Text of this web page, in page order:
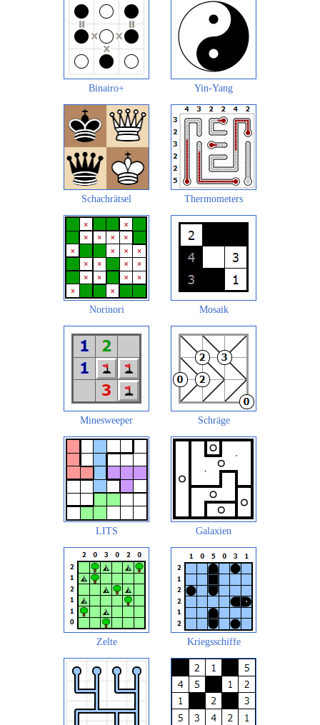
Binairo+ Yin-Yang
Schachrätsel Thermometers
Norinori Mosaik
Minesweeper Schräge
LITS Galaxien
Zelte Kriegsschiffe